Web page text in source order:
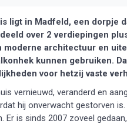
ligt in Madfeld, een dorpje
over 2 verdiepingen
architectuur en
kunnen gebruiken.
voor hetzij vaste
vernieuwd, veranderd en
hij onverwacht gestorven
Er is sinds 2007 zoveel